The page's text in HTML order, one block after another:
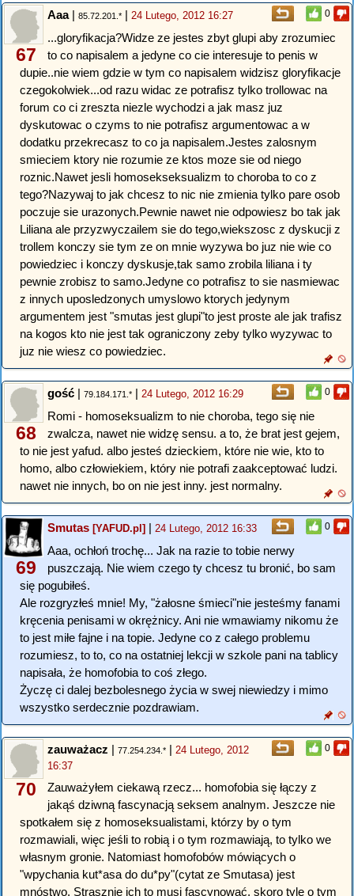
0
67
Aaa| 85.72.201.* | 24 Lutego, 2012 16:27
...gloryfikacja?Widze ze jestes zbyt glupi aby zrozumiec
to co napisalem a jedyne co cie interesuje to penis w
dupie..nie wiem gdzie w tym co napisalem widzisz gloryfikacje
czegokolwiek...od razu widac ze potrafisz tylko trollowac na
forum co ci zreszta niezle wychodzi a jak masz juz
dyskutowac o czyms to nie potrafisz argumentowac a w
dodatku przekrecasz to co ja napisalem.Jestes zalosnym
smieciem ktory nie rozumie ze ktos moze sie od niego
roznic.Nawet jesli homosekseksualizm to choroba to co z
tego?Nazywaj to jak chcesz to nic nie zmienia tylko pare osob
poczuje sie urazonych.Pewnie nawet nie odpowiesz bo tak jak
Liliana ale przyzwyczailem sie do tego,wiekszosc z dyskucji z
trollem konczy sie tym ze on mnie wyzywa bo juz nie wie co
powiedziec i konczy dyskusje,tak samo zrobila liliana i ty
pewnie zrobisz to samo.Jedyne co potrafisz to sie nasmiewac
z innych uposledzonych umyslowo ktorych jedynym
argumentem jest "smutas jest glupi"to jest proste ale jak trafisz
na kogos kto nie jest tak ograniczony zeby tylko wyzywac to
juz nie wiesz co powiedziec.
0
68
gość | 79.184.171.* | 24 Lutego, 2012 16:29
Romi - homoseksualizm to nie choroba, tego się nie
zwalcza, nawet nie widzę sensu. a to, że brat jest gejem,
to nie jest yafud. albo jesteś dzieckiem, które nie wie, kto to
homo, albo człowiekiem, który nie potrafi zaakceptować ludzi.
nawet nie innych, bo on nie jest inny. jest normalny.
0
69
Smutas [YAFUD.pl] | 24 Lutego, 2012 16:33
Aaa, ochłoń trochę... Jak na razie to tobie nerwy
puszczają. Nie wiem czego ty chcesz tu bronić, bo sam
się pogubiłeś.
Ale rozgryzłeś mnie! My, "żałosne śmieci"nie jesteśmy fanami
kręcenia penisami w okrężnicy. Ani nie wmawiamy nikomu że
to jest miłe fajne i na topie. Jedyne co z całego problemu
rozumiesz, to to, co na ostatniej lekcji w szkole pani na tablicy
napisała, że homofobia to coś złego.
Życzę ci dalej bezbolesnego życia w swej niewiedzy i mimo
wszystko serdecznie pozdrawiam.
0
70
zauważacz | 77.254.234.* | 24 Lutego, 2012
16:37
Zauważyłem ciekawą rzecz... homofobia się łączy z
jakąś dziwną fascynacją seksem analnym. Jeszcze nie
spotkałem się z homoseksualistami, którzy by o tym
rozmawiali, więc jeśli to robią i o tym rozmawiają, to tylko we
własnym gronie. Natomiast homofobów mówiących o
"wpychania kut*asa do du*py"(cytat ze Smutasa) jest
mnóstwo. Strasznie ich to musi fascynować, skoro tyle o tym